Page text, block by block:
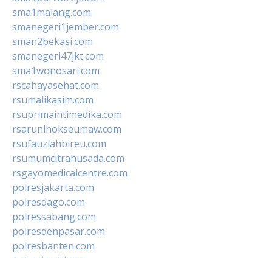
sma1malang.com
smanegeri1jember.com
sman2bekasi.com
smanegeri47jkt.com
sma1wonosari.com
rscahayasehat.com
rsumalikasim.com
rsuprimaintimedika.com
rsarunlhokseumaw.com
rsufauziahbireu.com
rsumumcitrahusada.com
rsgayomedicalcentre.com
polresjakarta.com
polresdago.com
polressabang.com
polresdenpasar.com
polresbanten.com